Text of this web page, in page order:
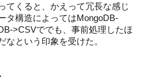
てくると、かえって冗長な感じ
タ構造によってはMongoDB-
>CSVででも、事前処理したほ
なという印象を受けた。